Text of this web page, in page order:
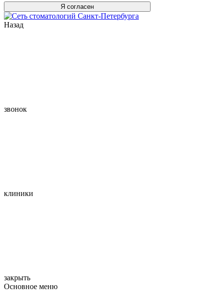
Я согласен
Назад
звонок
клиники
закрыть
Основное меню